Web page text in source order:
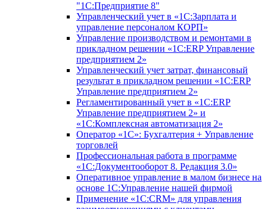
"1С:Предприятие 8"
Управленческий учет в «1C:Зарплата и
управление персоналом КОРП»
Управление производством и ремонтами в
прикладном решении «1С:ERP Управление
предприятием 2»
Управленческий учет затрат, финансовый
результат в прикладном решении «1С:ERP
Управление предприятием 2»
Регламентированный учет в «1С:ERP
Управление предприятием 2» и
«1С:Комплексная автоматизация 2»
Оператор «1С»: Бухгалтерия + Управление
торговлей
Профессиональная работа в программе
«1С:Документооборот 8. Редакция 3.0»
Оперативное управление в малом бизнесе на
основе 1С:Управление нашей фирмой
Применение «1С:CRM» для управления